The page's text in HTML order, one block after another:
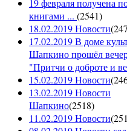
19 февраля получена
книгами ... (2541)
18.02.2019 Новости(
17.02.2019 В доме
Шапкино прошёл
"Притчи о доброте и
15.02.2019 Новости(
13.02.2019 Новости
Шапкино(2518)
11.02.2019 Новости(